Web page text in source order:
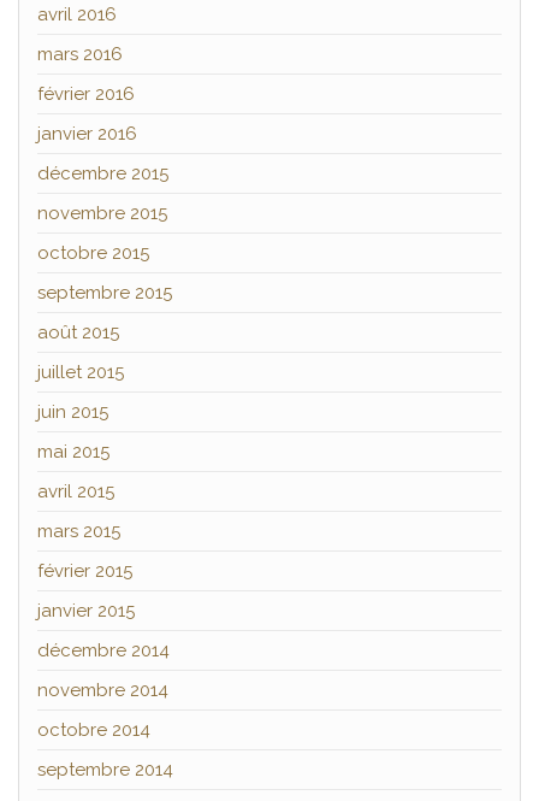
avril 2016
mars 2016
février 2016
janvier 2016
décembre 2015
novembre 2015
octobre 2015
septembre 2015
août 2015
juillet 2015
juin 2015
mai 2015
avril 2015
mars 2015
février 2015
janvier 2015
décembre 2014
novembre 2014
octobre 2014
septembre 2014